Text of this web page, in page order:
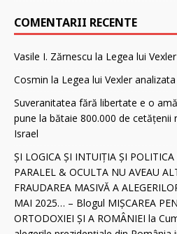
COMENTARII RECENTE
Vasile I. Zărnescu la Legea lui
Cosmin la Legea lui Vexler
Suveranitatea fără libertate e o
pune la bătaie 800.000 de
Israel
ȘI LOGICA ȘI INTUIȚIA ȘI
PARALEL & OCULTA NU AVEAU
FRAUDAREA MASIVĂ A
MAI 2025… – Blogul MIȘCAREA
ORTODOXIEI ȘI A ROMÂNIEI la